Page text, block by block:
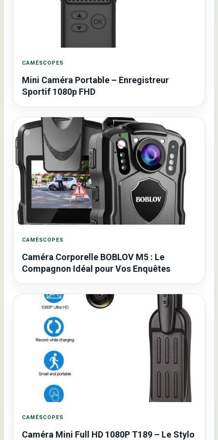
CAMÉSCOPES
Mini Caméra Portable – Enregistreur
Sportif 1080p FHD
CAMÉSCOPES
Caméra Corporelle BOBLOV M5 : Le
Compagnon Idéal pour Vos Enquêtes
CAMÉSCOPES
Caméra Mini Full HD 1080P T189 – Le Stylo